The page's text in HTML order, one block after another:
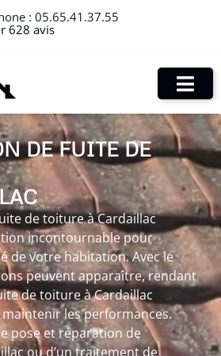
: 05.65.41.37.55
628 avis
DE FUITE DE
de toiture à Cardaillac
incontournable pour
de votre habitation. Avec le
peuvent apparaître, rendant
de toiture à Cardaillac
les performances.
pose et réparation de
ou d’un traitement de